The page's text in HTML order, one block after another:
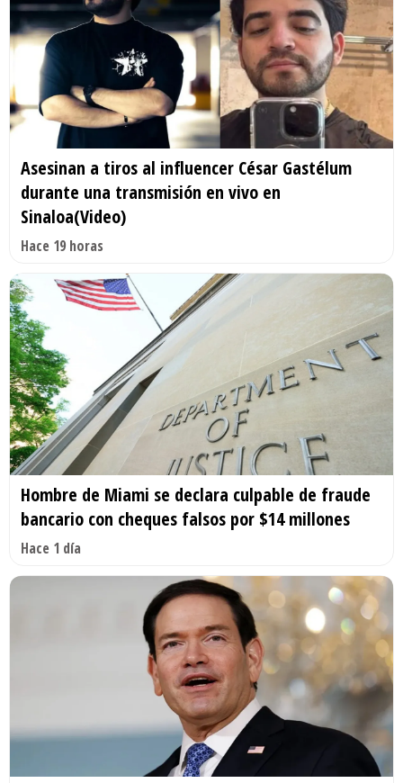
Asesinan a tiros al influencer César Gastélum
durante una transmisión en vivo en
Sinaloa(Video)
Hace 19 horas
Hombre de Miami se declara culpable de fraude
bancario con cheques falsos por $14 millones
Hace 1 día